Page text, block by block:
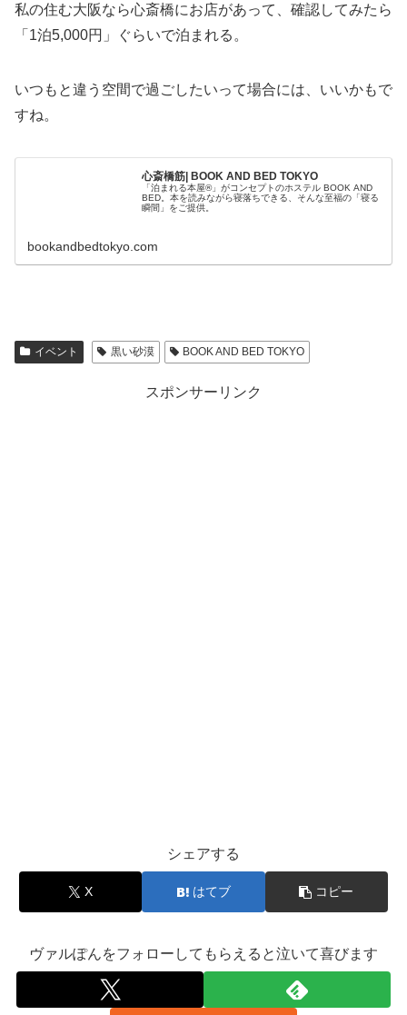
私の住む大阪なら心斎橋にお店があって、確認してみたら
「1泊5,000円」ぐらいで泊まれる。
いつもと違う空間で過ごしたいって場合には、いいかもで
すね。
心斎橋筋| BOOK AND BED TOKYO
「泊まれる本屋®︎」がコンセプトのホステル BOOK AND
BED。本を読みながら寝落ちできる、そんな至福の「寝る
瞬間」をご提供。
bookandbedtokyo.com
イベント 黒い砂漠 BOOK AND BED TOKYO
スポンサーリンク
シェアする
X はてブ コピー
ヴァルぽんをフォローしてもらえると泣いて喜びます